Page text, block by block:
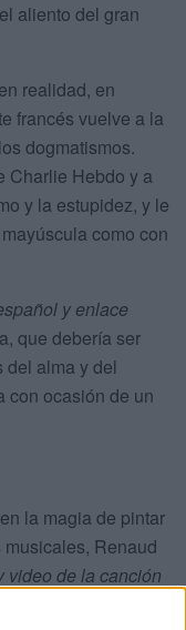
aliento del gran
realidad, en
francés vuelve a la
dogmatismos.
Charlie Hebdo y a
y la estupidez, y le
como con
y enlace
que debería ser
del alma y del
con ocasión de un
la magia de pintar
Renaud
video de la canción